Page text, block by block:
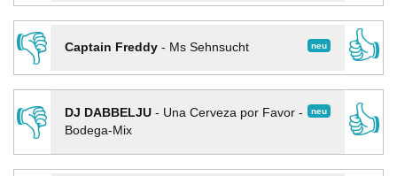
👎
neu
Captain Freddy- Ms Sehnsucht
👍
👎
neu
DJ DABBELJU- Una Cerveza por Favor -
Bodega-Mix
👍